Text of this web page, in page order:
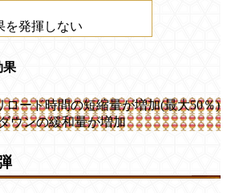
を発揮しない
果
ロード時間の短縮量が増加(最大50％)
ウンの緩和量が増加